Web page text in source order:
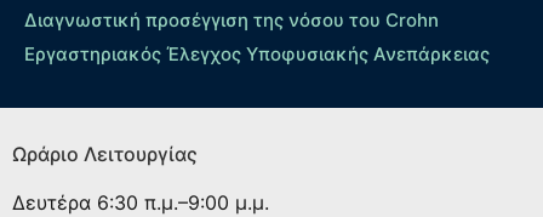
Διαγνωστική προσέγγιση της νόσου του Crohn
Εργαστηριακός Έλεγχος Υποφυσιακής Ανεπάρκειας
Ωράριο Λειτουργίας
Δευτέρα 6:30 π.μ.–9:00 μ.μ.